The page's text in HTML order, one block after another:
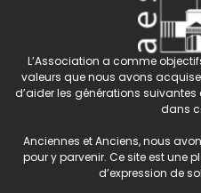
L’Association a comme
valeurs que nous avons
d’aider les générations
dans
Anciennes et Anciens, nous
pour y parvenir. Ce site est une
d’expression de